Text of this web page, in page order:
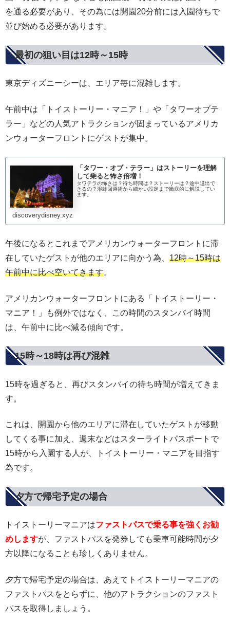
を通る必要があり、その為には開園20分前には入園待ちで
並び始める必要があります。
最初の狙い目は12時～15時
東京ディズニーシーは、エリア毎に混雑します。
午前中は「トイストーリー・マニア！」や「タワーオブテ
ラー」などの人気アトラクションが固まっているアメリカ
ンウォーターフロントにゲストが集中。
「タワー・オブ・テラー」はストーリーを理解
して乗ると怖さ倍増！
タワテラの怖さは？待ち時間は？ストーリーは？途中退出で
きるの？混雑回避術から細かい設定まで徹底的に解説してい
ます。
discoverydisney.xyz
午後になるとこれまでアメリカンウォーターフロントに滞
在していたゲストが他のエリアに向かう為、 12時～15時は
午前中に比べ空いてきます。
アメリカンウォーターフロントにある「トイストーリー・
マニア！」も例外ではなく、この時間のスタンバイ時間
は、午前中に比べ減る傾向です。
15時～18時は再び混雑
15時を過ぎると、再びスタンバイの待ち時間が増えてきま
す。
これは、開園から他のエリアに滞在していたゲストが移動
してくる事に加え、週末などはスターライトパスポートで
15時から入園する人が、トイストーリー・マニアを目指す
為です。
夕方で帰宅予定の場合
トイストーリーマニアはファストパスで乗る事を強くお勧
めしますが、ファストパスを発券しても乗車可能時間が夕
方以降になることも珍しくありません。
夕方で帰宅予定の場合は、あえてトイストーリーマニアの
ファストパスをとらずに、他のアトラクションのファスト
パスを取得しましょう。